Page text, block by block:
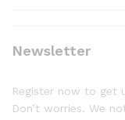
Newsletter
Register now to get
Don’t worries. We